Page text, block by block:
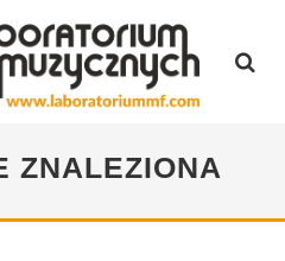
ZNALEZIONA